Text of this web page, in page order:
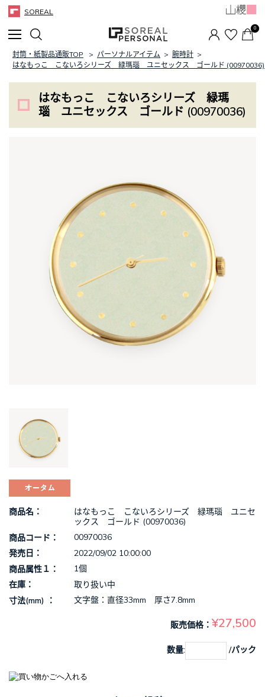
SOREAL
0
封筒・紙製品通販TOP > パーソナルアイテム > 腕時計 >
はなもっこ こないろシリーズ 緑瑪瑙 ユニセックス ゴールド (00970036)
はなもっこ こないろシリーズ 緑瑪
瑙 ユニセックス ゴールド (00970036)
商品名
はなもっこ こないろシリーズ 緑瑪瑙 ユニセ
ックス ゴールド (00970036)
商品コード
00970036
発売日
2022/09/02 10:00:00
商品属性１
1個
在庫
取り扱い中
寸法(mm)
文字盤：直径33mm 厚さ7.8mm
販売価格 ¥27,500
数量: /パック